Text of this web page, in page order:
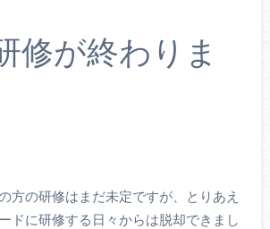
修が終わりま
方の研修はまだ未定ですが、とりあえ
ドに研修する日々からは脱却できまし